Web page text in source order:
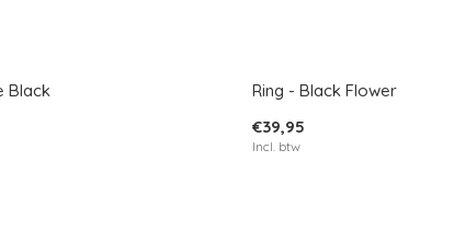
Black
Ring - Black Flower
€39,95
Incl. btw